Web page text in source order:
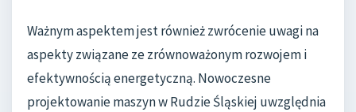
Ważnym aspektem jest również zwrócenie uwagi na
aspekty związane ze zrównoważonym rozwojem i
efektywnością energetyczną. Nowoczesne
projektowanie maszyn w Rudzie Śląskiej uwzględnia